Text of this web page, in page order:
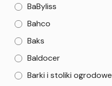
BaByliss
Bahco
Baks
Baldocer
Barki i stoliki ogrodowe